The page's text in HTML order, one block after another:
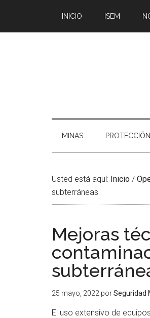
contenido
secondary
la
pie
INICIO ISEM
MINAS PROTECCIÓN
Usted está aquí: Inicio /
subterráneas
Mejoras
25 mayo, 2022 porSeguridad
El uso extensivo de